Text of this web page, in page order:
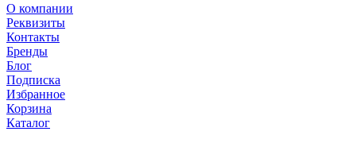
О компании
Реквизиты
Контакты
Бренды
Блог
Подписка
Избранное
Корзина
Каталог